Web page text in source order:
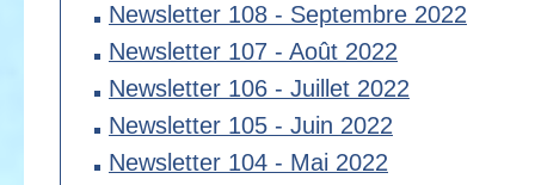
Newsletter 108 - Septembre 2022
Newsletter 107 - Août 2022
Newsletter 106 - Juillet 2022
Newsletter 105 - Juin 2022
Newsletter 104 - Mai 2022